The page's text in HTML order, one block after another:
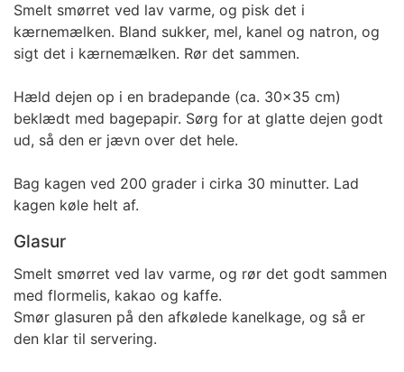
Smelt smørret ved lav varme, og pisk det i
kærnemælken. Bland sukker, mel, kanel og natron, og
sigt det i kærnemælken. Rør det sammen.
Hæld dejen op i en bradepande (ca. 30x35 cm)
beklædt med bagepapir. Sørg for at glatte dejen godt
ud, så den er jævn over det hele.
Bag kagen ved 200 grader i cirka 30 minutter. Lad
kagen køle helt af.
Glasur
Smelt smørret ved lav varme, og rør det godt sammen
med flormelis, kakao og kaffe.
Smør glasuren på den afkølede kanelkage, og så er
den klar til servering.